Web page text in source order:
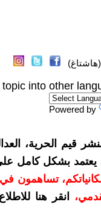
into other
Powered by
الحرية، العدالة
يعتمد بشكل كامل
حسب إمكانياتكم،
،
انقر هنا